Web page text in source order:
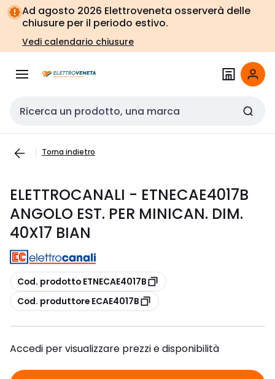
Vai alla
navigazione
Vai
alla
pagina
Ad agosto 2026 Elettroveneta osserverà delle
chiusure per il periodo estivo.
Vedi calendario chiusure
Cerca input
Torna indietro
ELETTROCANALI - ETNECAE4017B
ANGOLO EST. PER MINICAN. DIM.
40X17 BIAN
copia
Cod. prodotto ETNECAE4017B
copia
Cod. produttore ECAE4017B
Accedi per visualizzare prezzi e disponibilità